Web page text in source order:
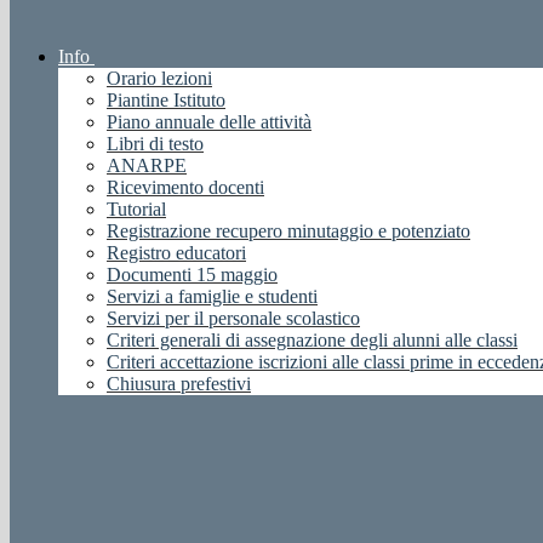
Info
Orario lezioni
Piantine Istituto
Piano annuale delle attività
Libri di testo
ANARPE
Ricevimento docenti
Tutorial
Registrazione recupero minutaggio e potenziato
Registro educatori
Documenti 15 maggio
Servizi a famiglie e studenti
Servizi per il personale scolastico
Criteri generali di assegnazione degli alunni alle classi
Criteri accettazione iscrizioni alle classi prime in
Chiusura prefestivi